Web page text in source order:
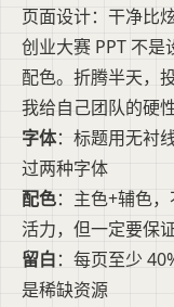
页面设计：干净比
创业大赛 PPT 不
配色。折腾半天，
我给自己团队的硬性
字体：标题用无衬
过两种字体
配色：主色+辅色
活力，但一定要保
留白：每页至少
是稀缺资源